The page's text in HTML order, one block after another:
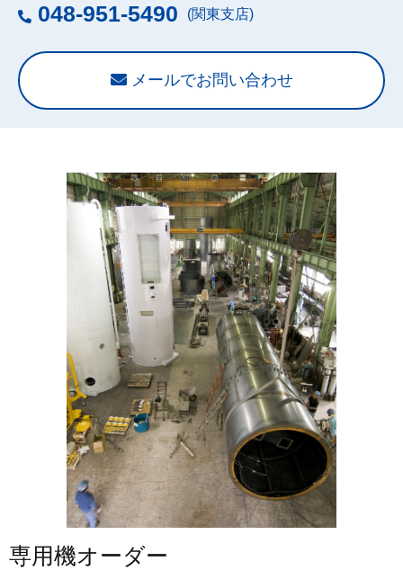
048-951-5490 (関東支店)
メールでお問い合わせ
専用機オーダー